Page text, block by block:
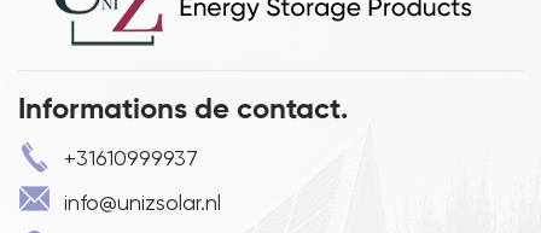
Informations de contact.
+31610999937
info@unizsolar.nl